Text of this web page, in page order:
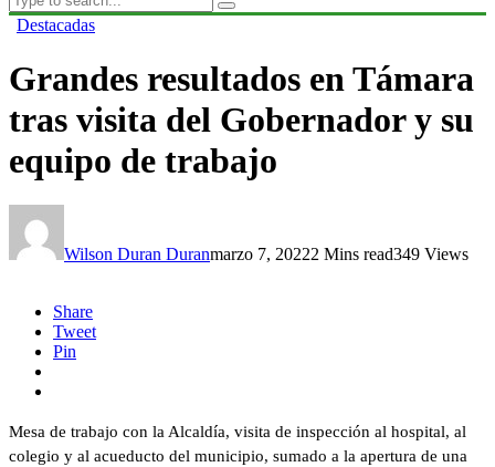
Destacadas
Grandes resultados en Támara
tras visita del Gobernador y su
equipo de trabajo
Wilson Duran Duranmarzo 7, 20222 Mins read349 Views
Share
Tweet
Pin
Mesa de trabajo con la Alcaldía, visita de inspección al hospital, al
colegio y al acueducto del municipio, sumado a la apertura de una